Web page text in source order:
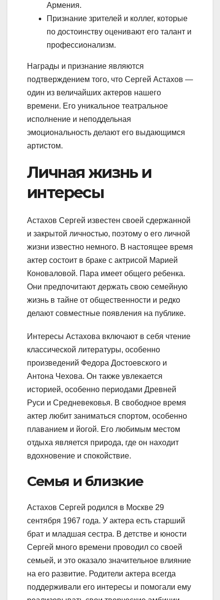
Армения.
Признание зрителей и коллег, которые
по достоинству оценивают его талант и
профессионализм.
Награды и признание являются
подтверждением того, что Сергей Астахов —
один из величайших актеров нашего
времени. Его уникальное театральное
исполнение и неподдельная
эмоциональность делают его выдающимся
артистом.
Личная жизнь и
интересы
Астахов Сергей известен своей сдержанной
и закрытой личностью, поэтому о его личной
жизни известно немного. В настоящее время
актер состоит в браке с актрисой Марией
Коноваловой. Пара имеет общего ребенка.
Они предпочитают держать свою семейную
жизнь в тайне от общественности и редко
делают совместные появления на публике.
Интересы Астахова включают в себя чтение
классической литературы, особенно
произведений Федора Достоевского и
Антона Чехова. Он также увлекается
историей, особенно периодами Древней
Руси и Средневековья. В свободное время
актер любит заниматься спортом, особенно
плаванием и йогой. Его любимым местом
отдыха является природа, где он находит
вдохновение и спокойствие.
Семья и близкие
Астахов Сергей родился в Москве 29
сентября 1967 года. У актера есть старший
брат и младшая сестра. В детстве и юности
Сергей много времени проводил со своей
семьей, и это оказало значительное влияние
на его развитие. Родители актера всегда
поддерживали его интересы и помогали ему